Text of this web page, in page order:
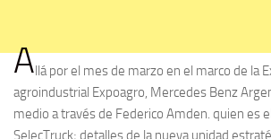
Allá por el mes de marzo en el marco de la
agroindustrial Expoagro, Mercedes Benz
medio a través de Federico Amden. quien es
SelecTruck; detalles de la nueva unidad